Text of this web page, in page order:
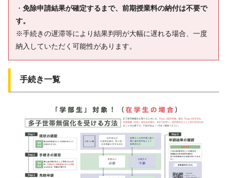
・ 免除申請結果が確定するまで、前期授業料の納付は不要で
す。
※手続きの遅滞等により結果判明が大幅に遅れる場合、一度
納入していただく可能性があります。
手続き一覧